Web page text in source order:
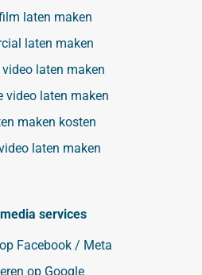
laten maken
laten maken
video laten maken
video laten maken
maken kosten
laten maken
services
Facebook / Meta
op Google